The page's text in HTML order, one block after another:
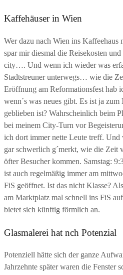
Kaffehäuser in Wien
Wer dazu nach Wien ins Kaffeehaus
spar mir diesmal die Reisekosten
city…. Und wenn ich wieder was
Stadtstreuner unterwegs… wie die
Eröffnung am Reformationsfest hab
wenn´s was neues gibt. Es ist ja
geblieben ist? Wahrscheinlich beim
bei meinem City-Turn vor
ich dort immer nette Leute treff. Und
gar schwerlich g´merkt, wie die Zeit
öfter Besucher kommen. Samstag:
ist auch regelmäßig immer am
FiS geöffnet. Ist das nicht Klasse?
am Marktplatz mal schnell ins FiS
bietet sich künftig förmlich an.
Glasmalerei hat nch Potenzial
Potenziell hätte sich der ganze
Jahrzehnte später waren die Fenster